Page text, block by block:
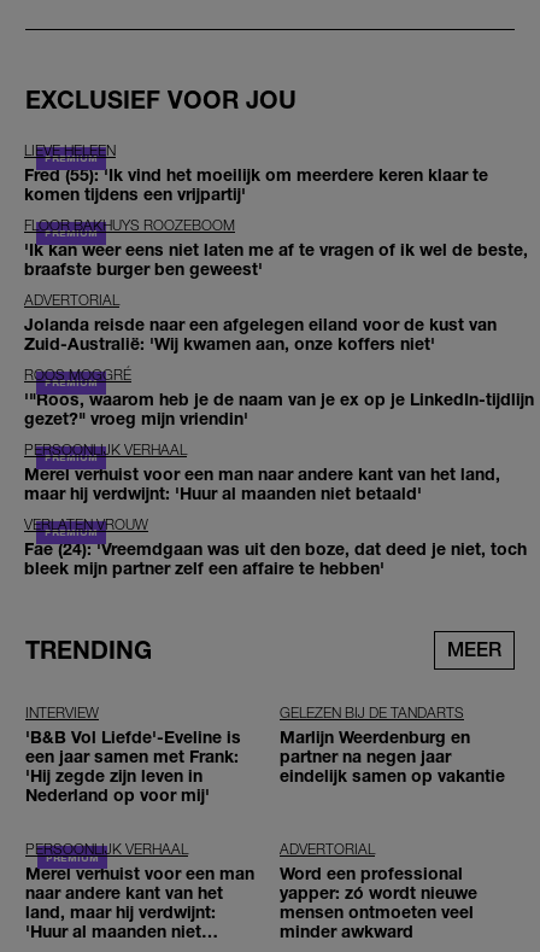
EXCLUSIEF VOOR JOU
LIEVE HELEEN
Fred (55): 'Ik vind het moeilijk om meerdere keren klaar te
komen tijdens een vrijpartij'
FLOOR BAKHUYS ROOZEBOOM
'Ik kan weer eens niet laten me af te vragen of ik wel de beste,
braafste burger ben geweest'
ADVERTORIAL
Jolanda reisde naar een afgelegen eiland voor de kust van
Zuid-Australië: 'Wij kwamen aan, onze koffers niet'
ROOS MOGGRÉ
'"Roos, waarom heb je de naam van je ex op je LinkedIn-tijdlijn
gezet?" vroeg mijn vriendin'
PERSOONLIJK VERHAAL
Merel verhuist voor een man naar andere kant van het land,
maar hij verdwijnt: 'Huur al maanden niet betaald'
VERLATEN VROUW
Fae (24): 'Vreemdgaan was uit den boze, dat deed je niet, toch
bleek mijn partner zelf een affaire te hebben'
TRENDING MEER
INTERVIEW
'B&B Vol Liefde'-Eveline is
een jaar samen met Frank:
'Hij zegde zijn leven in
Nederland op voor mij'
GELEZEN BIJ DE TANDARTS
Marlijn Weerdenburg en
partner na negen jaar
eindelijk samen op vakantie
PERSOONLIJK VERHAAL
Merel verhuist voor een man
naar andere kant van het
land, maar hij verdwijnt:
'Huur al maanden niet
ADVERTORIAL
Word een professional
yapper: zó wordt nieuwe
mensen ontmoeten veel
minder awkward